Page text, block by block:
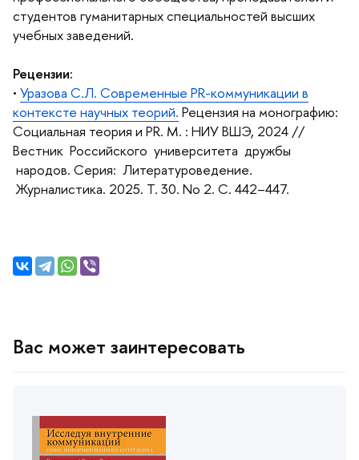
студентов гуманитарных специальностей высших
учебных заведений.
Рецензии:
• Уразова С.Л. Современные PR-коммуникации
контексте научных теорий. Рецензия на монографию:
Социальная теория и PR. М. : НИУ ВШЭ, 2024 //
естник Российского университета дружбы
народов. Серия: Литературоведение.
Журналистика. 2025. Т. 30. No 2. С. 442–447.
ас может заинтересовать